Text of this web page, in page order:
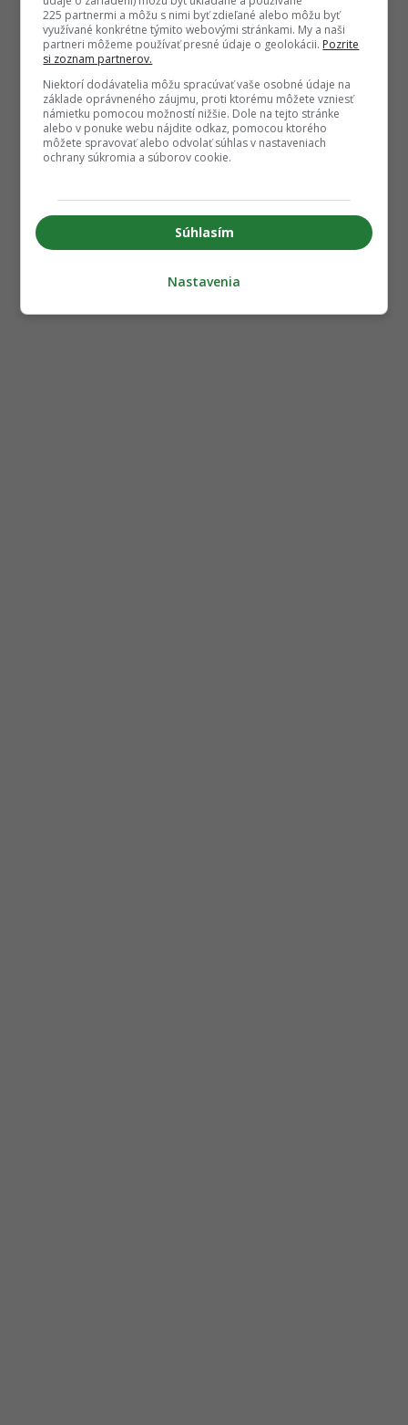
225 partnermi a môžu s nimi byť zdieľané alebo môžu byť
využívané konkrétne týmito webovými stránkami. My a naši
partneri môžeme používať presné údaje o geolokácii. Pozrite
si zoznam partnerov.
Niektorí dodávatelia môžu spracúvať vaše osobné údaje na
základe oprávneného záujmu, proti ktorému môžete vzniesť
námietku pomocou možností nižšie. Dole na tejto stránke
alebo v ponuke webu nájdite odkaz, pomocou ktorého
môžete spravovať alebo odvolať súhlas v nastaveniach
ochrany súkromia a súborov cookie.
Súhlasím
Nastavenia